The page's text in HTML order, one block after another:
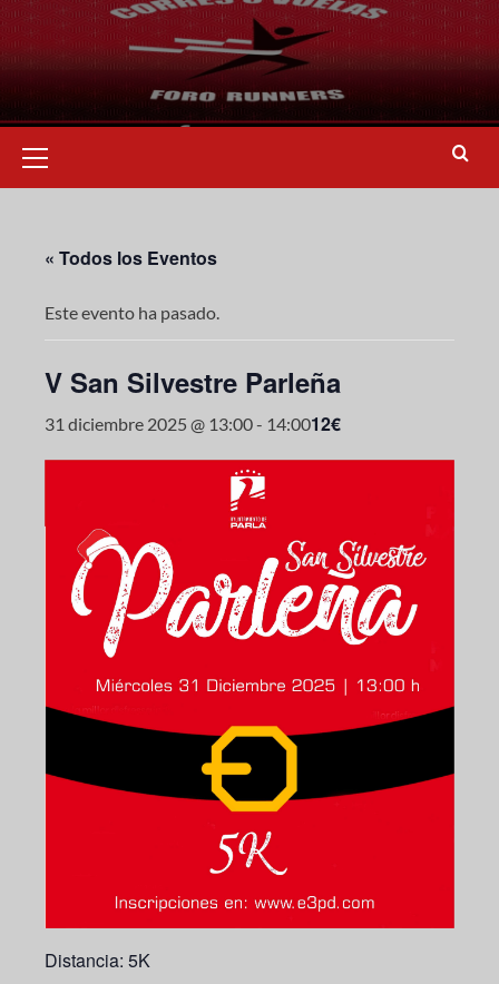
« Todos los Eventos
Este evento ha pasado.
V San Silvestre Parleña
31 diciembre 2025 @ 13:00- 14:0012€
Distancia: 5K